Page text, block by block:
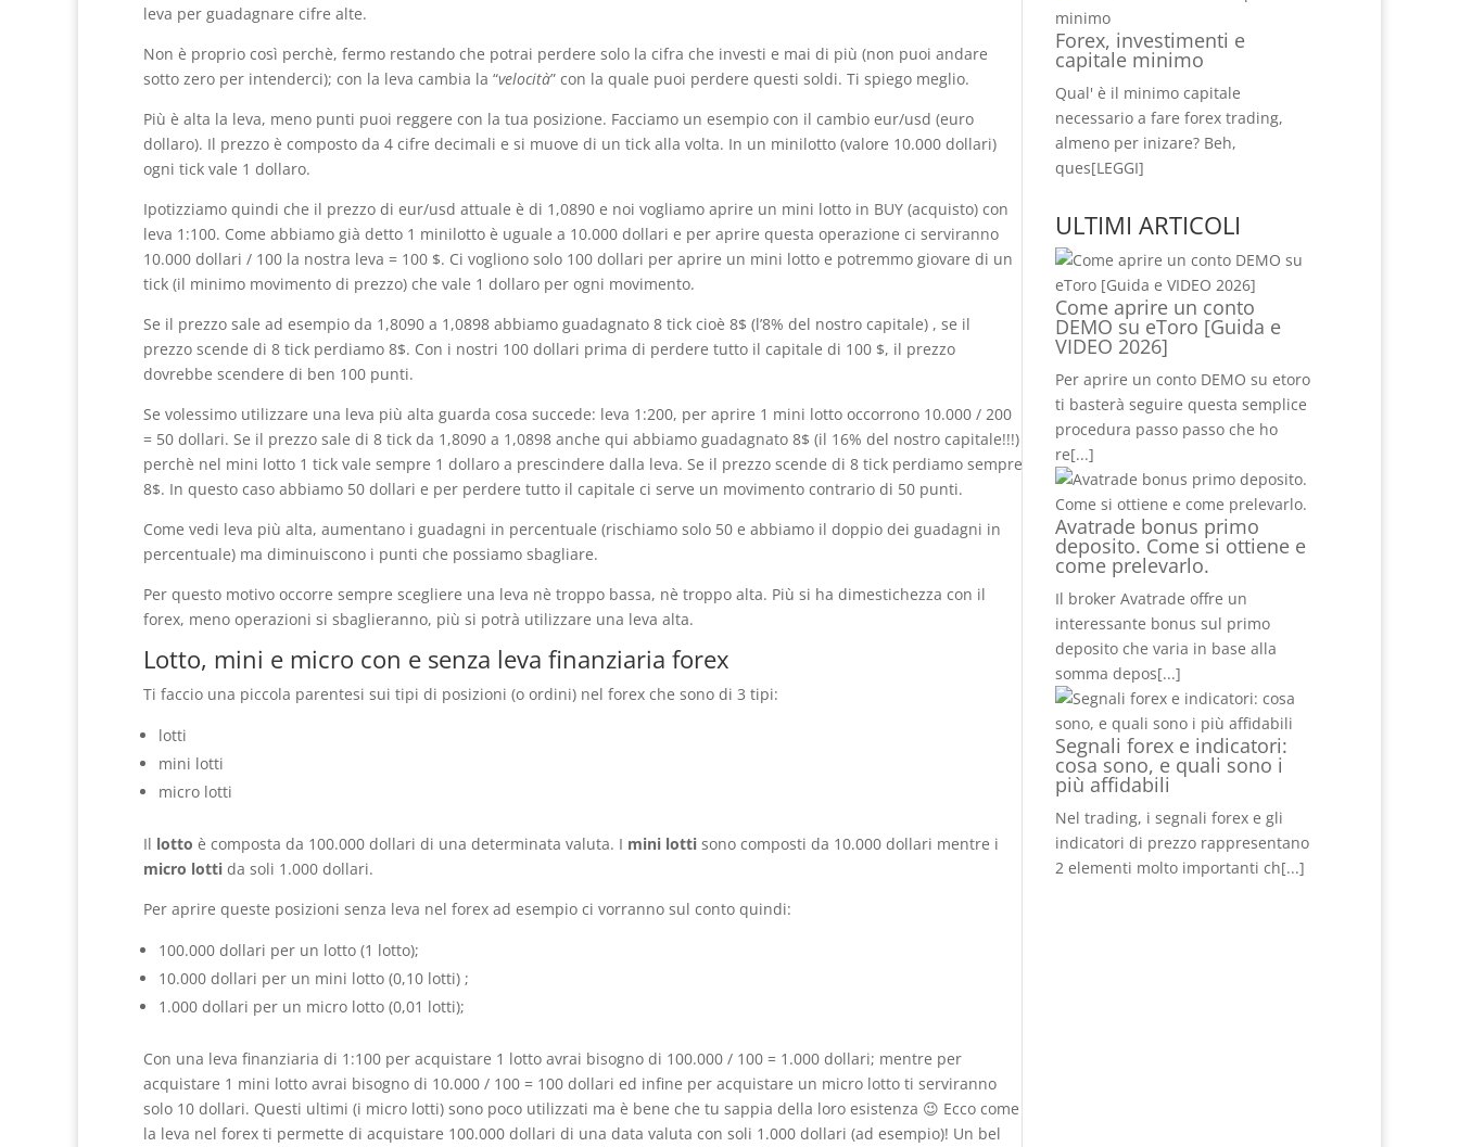
leva per guadagnare cifre alte.
Non è proprio così perchè, fermo restando che potrai perdere solo la cifra che investi e mai di più (non puoi andare
sotto zero per intenderci); con la leva cambia la “velocità” con la quale puoi perdere questi soldi. Ti spiego meglio.
Più è alta la leva, meno punti puoi reggere con la tua posizione. Facciamo un esempio con il cambio eur/usd (euro
dollaro). Il prezzo è composto da 4 cifre decimali e si muove di un tick alla volta. In un minilotto (valore 10.000 dollari)
ogni tick vale 1 dollaro.
Ipotizziamo quindi che il prezzo di eur/usd attuale è di 1,0890 e noi vogliamo aprire un mini lotto in BUY (acquisto) con
leva 1:100. Come abbiamo già detto 1 minilotto è uguale a 10.000 dollari e per aprire questa operazione ci serviranno
10.000 dollari / 100 la nostra leva = 100 $. Ci vogliono solo 100 dollari per aprire un mini lotto e potremmo giovare di un
tick (il minimo movimento di prezzo) che vale 1 dollaro per ogni movimento.
Se il prezzo sale ad esempio da 1,8090 a 1,0898 abbiamo guadagnato 8 tick cioè 8$ (l’8% del nostro capitale) , se il
prezzo scende di 8 tick perdiamo 8$. Con i nostri 100 dollari prima di perdere tutto il capitale di 100 $, il prezzo
dovrebbe scendere di ben 100 punti.
Se volessimo utilizzare una leva più alta guarda cosa succede: leva 1:200, per aprire 1 mini lotto occorrono 10.000 / 200
= 50 dollari. Se il prezzo sale di 8 tick da 1,8090 a 1,0898 anche qui abbiamo guadagnato 8$ (il 16% del nostro capitale!!!)
perchè nel mini lotto 1 tick vale sempre 1 dollaro a prescindere dalla leva. Se il prezzo scende di 8 tick perdiamo sempre
8$. In questo caso abbiamo 50 dollari e per perdere tutto il capitale ci serve un movimento contrario di 50 punti.
Come vedi leva più alta, aumentano i guadagni in percentuale (rischiamo solo 50 e abbiamo il doppio dei guadagni in
percentuale) ma diminuiscono i punti che possiamo sbagliare.
Per questo motivo occorre sempre scegliere una leva nè troppo bassa, nè troppo alta. Più si ha dimestichezza con il
forex, meno operazioni si sbaglieranno, più si potrà utilizzare una leva alta.
Lotto, mini e micro con e senza leva finanziaria forex
Ti faccio una piccola parentesi sui tipi di posizioni (o ordini) nel forex che sono di 3 tipi:
lotti
mini lotti
micro lotti
Il lotto è composta da 100.000 dollari di una determinata valuta. I mini lotti sono composti da 10.000 dollari mentre i
micro lotti da soli 1.000 dollari.
Per aprire queste posizioni senza leva nel forex ad esempio ci vorranno sul conto quindi:
100.000 dollari per un lotto (1 lotto);
10.000 dollari per un mini lotto (0,10 lotti) ;
1.000 dollari per un micro lotto (0,01 lotti);
Con una leva finanziaria di 1:100 per acquistare 1 lotto avrai bisogno di 100.000 / 100 = 1.000 dollari; mentre per
acquistare 1 mini lotto avrai bisogno di 10.000 / 100 = 100 dollari ed infine per acquistare un micro lotto ti serviranno
solo 10 dollari. Questi ultimi (i micro lotti) sono poco utilizzati ma è bene che tu sappia della loro esistenza 😉 Ecco come
la leva nel forex ti permette di acquistare 100.000 dollari di una data valuta con soli 1.000 dollari (ad esempio)! Un bel
Forex, investimenti e
capitale minimo
Qual' è il minimo capitale
necessario a fare forex trading,
almeno per inizare? Beh,
ques[LEGGI]
ULTIMI ARTICOLI
Come aprire un conto
DEMO su eToro [Guida e
VIDEO 2026]
Per aprire un conto DEMO su etoro
ti basterà seguire questa semplice
procedura passo passo che ho
re[...]
Avatrade bonus primo
deposito. Come si ottiene e
come prelevarlo.
Il broker Avatrade offre un
interessante bonus sul primo
deposito che varia in base alla
somma depos[...]
Segnali forex e indicatori:
cosa sono, e quali sono i
più affidabili
Nel trading, i segnali forex e gli
indicatori di prezzo rappresentano
2 elementi molto importanti ch[...]